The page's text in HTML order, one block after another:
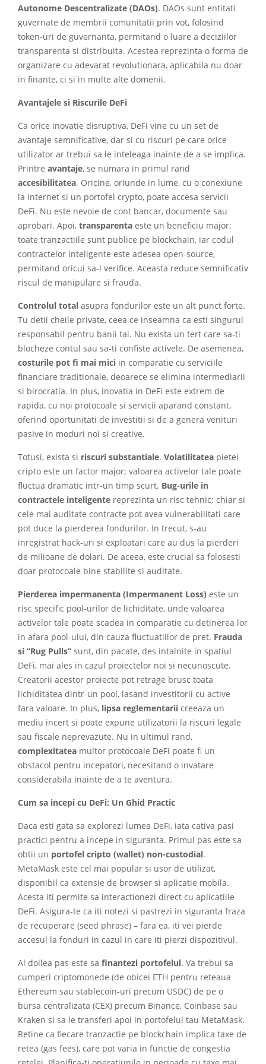
Autonome Descentralizate (DAOs). DAOs sunt entitati
guvernate de membrii comunitatii prin vot, folosind
token-uri de guvernanta, permitand o luare a deciziilor
transparenta si distribuita. Acestea reprezinta o forma de
organizare cu adevarat revolutionara, aplicabila nu doar
in finante, ci si in multe alte domenii.
Avantajele si Riscurile DeFi
Ca orice inovatie disruptiva, DeFi vine cu un set de
avantaje semnificative, dar si cu riscuri pe care orice
utilizator ar trebui sa le inteleaga inainte de a se implica.
Printre avantaje, se numara in primul rand
accesibilitatea. Oricine, oriunde in lume, cu o conexiune
la internet si un portofel crypto, poate accesa servicii
DeFi. Nu este nevoie de cont bancar, documente sau
aprobari. Apoi, transparenta este un beneficiu major;
toate tranzactiile sunt publice pe blockchain, iar codul
contractelor inteligente este adesea open-source,
permitand oricui sa-l verifice. Aceasta reduce semnificativ
riscul de manipulare si frauda.
Controlul total asupra fondurilor este un alt punct forte.
Tu detii cheile private, ceea ce inseamna ca esti singurul
responsabil pentru banii tai. Nu exista un tert care sa-ti
blocheze contul sau sa-ti confiste activele. De asemenea,
costurile pot fi mai mici in comparatie cu serviciile
financiare traditionale, deoarece se elimina intermediarii
si birocratia. In plus, inovatia in DeFi este extrem de
rapida, cu noi protocoale si servicii aparand constant,
oferind oportunitati de investitii si de a genera venituri
pasive in moduri noi si creative.
Totusi, exista si riscuri substantiale. Volatilitatea pietei
cripto este un factor major; valoarea activelor tale poate
fluctua dramatic intr-un timp scurt. Bug-urile in
contractele inteligente reprezinta un risc tehnic; chiar si
cele mai auditate contracte pot avea vulnerabilitati care
pot duce la pierderea fondurilor. In trecut, s-au
inregistrat hack-uri si exploatari care au dus la pierderi
de milioane de dolari. De aceea, este crucial sa folosesti
doar protocoale bine stabilite si auditate.
Pierderea impermanenta (Impermanent Loss) este un
risc specific pool-urilor de lichiditate, unde valoarea
activelor tale poate scadea in comparatie cu detinerea lor
in afara pool-ului, din cauza fluctuatiilor de pret. Frauda
si “Rug Pulls” sunt, din pacate, des intalnite in spatiul
DeFi, mai ales in cazul proiectelor noi si necunoscute.
Creatorii acestor proiecte pot retrage brusc toata
lichiditatea dintr-un pool, lasand investitorii cu active
fara valoare. In plus, lipsa reglementarii creeaza un
mediu incert si poate expune utilizatorii la riscuri legale
sau fiscale neprevazute. Nu in ultimul rand,
complexitatea multor protocoale DeFi poate fi un
obstacol pentru incepatori, necesitand o invatare
considerabila inainte de a te aventura.
Cum sa incepi cu DeFi: Un Ghid Practic
Daca esti gata sa explorezi lumea DeFi, iata cativa pasi
practici pentru a incepe in siguranta. Primul pas este sa
obtii un portofel cripto (wallet) non-custodial.
MetaMask este cel mai popular si usor de utilizat,
disponibil ca extensie de browser si aplicatie mobila.
Acesta iti permite sa interactionezi direct cu aplicatiile
DeFi. Asigura-te ca iti notezi si pastrezi in siguranta fraza
de recuperare (seed phrase) – fara ea, iti vei pierde
accesul la fonduri in cazul in care iti pierzi dispozitivul.
Al doilea pas este sa finantezi portofelul. Va trebui sa
cumperi criptomonede (de obicei ETH pentru reteaua
Ethereum sau stablecoin-uri precum USDC) de pe o
bursa centralizata (CEX) precum Binance, Coinbase sau
Kraken si sa le transferi apoi in portofelul tau MetaMask.
Retine ca fiecare tranzactie pe blockchain implica taxe de
retea (gas fees), care pot varia in functie de congestia